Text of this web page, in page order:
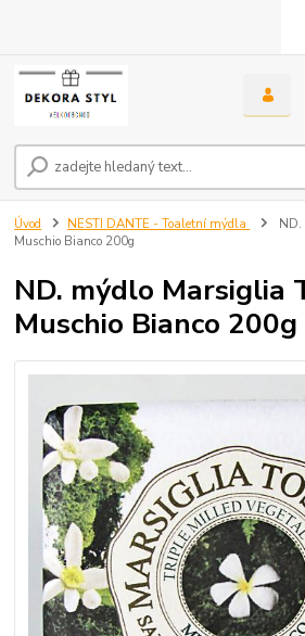
Úvod NESTI DANTE - Toaletní mýdla
ND.
Muschio Bianco 200g
ND. mýdlo Marsiglia
Muschio Bianco 200g